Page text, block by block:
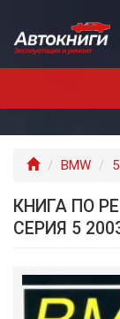
Главная
BMW 5
КНИГА ПО
СЕРИЯ 5